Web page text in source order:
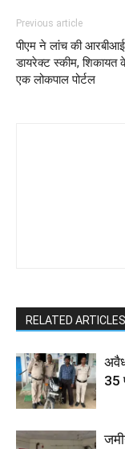
Previous article
पीएम ने लांच की
डायरेक्ट स्कीम, शिकायत
एक लोकपाल पोर्टल
RELATED ARTICLES
35